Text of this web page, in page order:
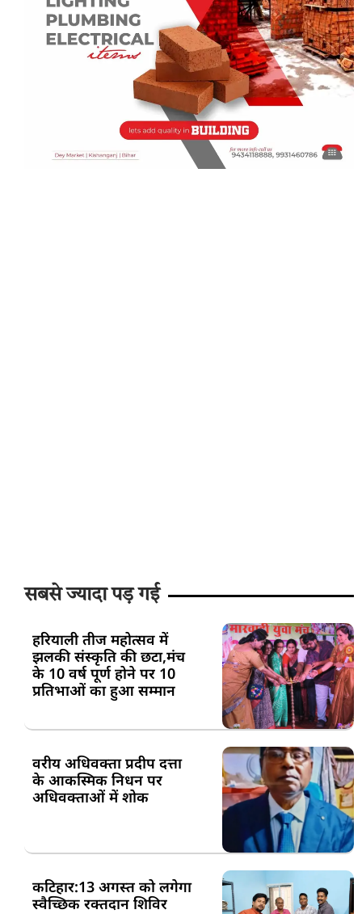
सबसे ज्यादा पड़ गई
हरियाली तीज महोत्सव में
झलकी संस्कृति की छटा,मंच
के 10 वर्ष पूर्ण होने पर 10
प्रतिभाओं का हुआ सम्मान
वरीय अधिवक्ता प्रदीप दत्ता
के आकस्मिक निधन पर
अधिवक्ताओं में शोक
कटिहार:13 अगस्त को लगेगा
स्वैच्छिक रक्तदान शिविर